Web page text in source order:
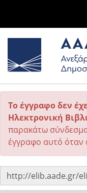
Το έγγραφο δεν
Ηλεκτρονική
παρακάτω
έγγραφο αυτό όταν